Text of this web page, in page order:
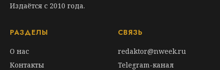
Издаётся с 2010 года.
РАЗДЕЛЫ
О нас
Контакты
СВЯЗЬ
redaktor@nweek.ru
Telegram-канал